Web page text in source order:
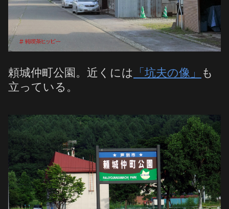
頼城仲町公園。近くには 「坑夫の像」
も
立っている。